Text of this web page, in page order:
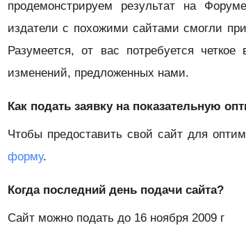
продемонстрируем результат на
издатели с похожими сайтами смогли
Разумеется, от вас потребуется
изменений, предложенных нами.
Как подать заявку на показательную
Чтобы предоставить свой сайт для
форму.
Когда последний день подачи сайта?
Сайт можно подать до 16 ноября 2009 г